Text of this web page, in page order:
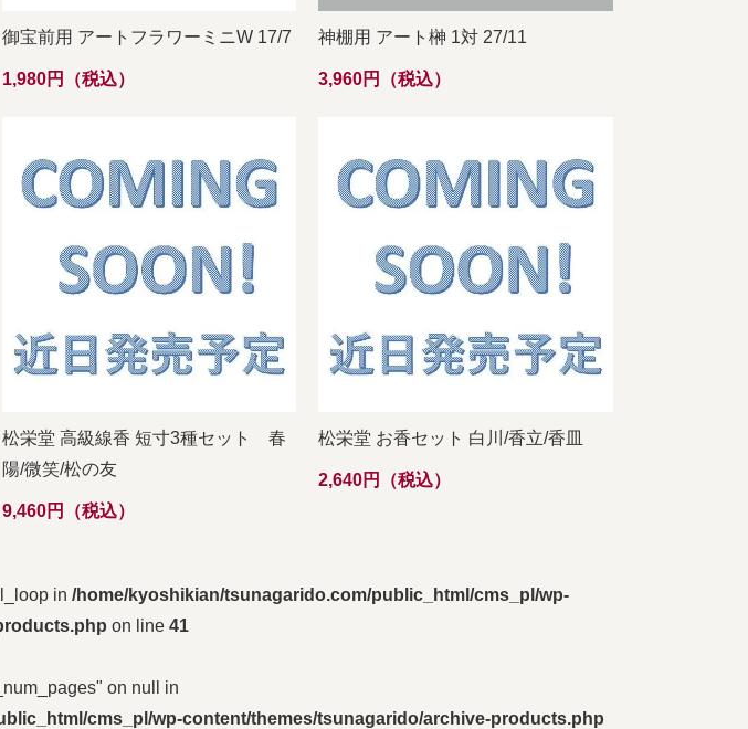
御宝前用 アートフラワーミニW 17/7
1,980円（税込）
神棚用 アート榊 1対 27/11
3,960円（税込）
松栄堂 高級線香 短寸3種セット 春
陽/微笑/松の友
9,460円（税込）
松栄堂 お香セット 白川/香立/香皿
2,640円（税込）
in /home/kyoshikian/tsunagarido.com/public_html/cms_pl/wp-
on line 41
on null in
cms_pl/wp-content/themes/tsunagarido/archive-products.php